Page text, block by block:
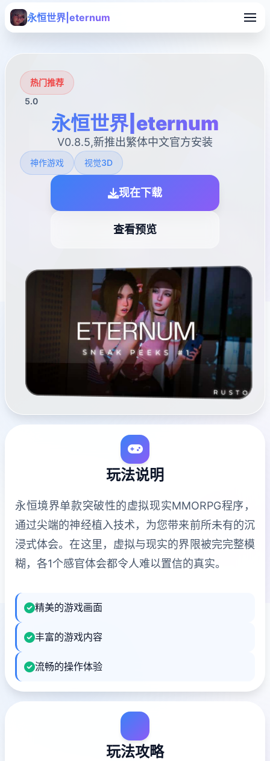
永恒世界|eternum
热门推荐
5.0
永恒世界|eternum
V0.8.5,新推出繁体中文官方安装
神作游戏 视觉3D
现在下载
查看预览
玩法说明
永恒境界单款突破性的虚拟现实MMORPG程序，
通过尖端的神经植入技术，为您带来前所未有的沉
浸式体会。在这里，虚拟与现实的界限被完完整模
糊，各1个感官体会都令人难以置信的真实。
精美的游戏画面
丰富的游戏内容
流畅的操作体验
玩法攻略